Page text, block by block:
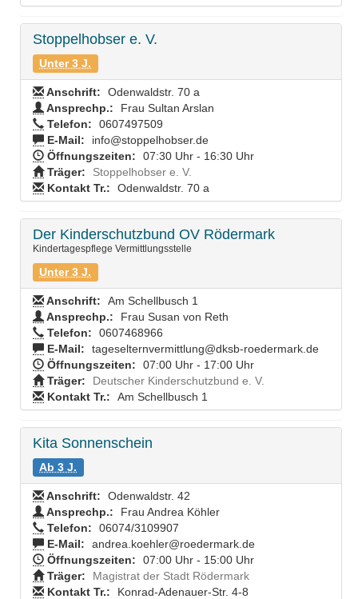
Stoppelhobser e. V.
Unter 3 J.
Anschrift:
Odenwaldstr. 70 a
Ansprechp.:
Frau Sultan Arslan
Telefon:
0607497509
E-Mail:
info@stoppelhobser.de
Öffnungszeiten:
07:30 Uhr - 16:30 Uhr
Träger:
Stoppelhobser e. V.
Kontakt Tr.:
Odenwaldstr. 70 a
Der Kinderschutzbund OV Rödermark
Kindertagespflege Vermittlungsstelle
Unter 3 J.
Anschrift:
Am Schellbusch 1
Ansprechp.:
Frau Susan von Reth
Telefon:
0607468966
E-Mail:
tageselternvermittlung@dksb-roedermark.de
Öffnungszeiten:
07:00 Uhr - 17:00 Uhr
Träger:
Deutscher Kinderschutzbund e. V.
Kontakt Tr.:
Am Schellbusch 1
Kita Sonnenschein
Ab 3 J.
Anschrift:
Odenwaldstr. 42
Ansprechp.:
Frau Andrea Köhler
Telefon:
06074/3109907
E-Mail:
andrea.koehler@roedermark.de
Öffnungszeiten:
07:00 Uhr - 15:00 Uhr
Träger:
Magistrat der Stadt Rödermark
Kontakt Tr.:
Konrad-Adenauer-Str. 4-8